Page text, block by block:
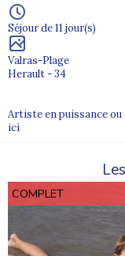
Séjour de 11 jour(s)
Valras-Plage
Herault - 34
Artiste en puissance
ici
COMPLET